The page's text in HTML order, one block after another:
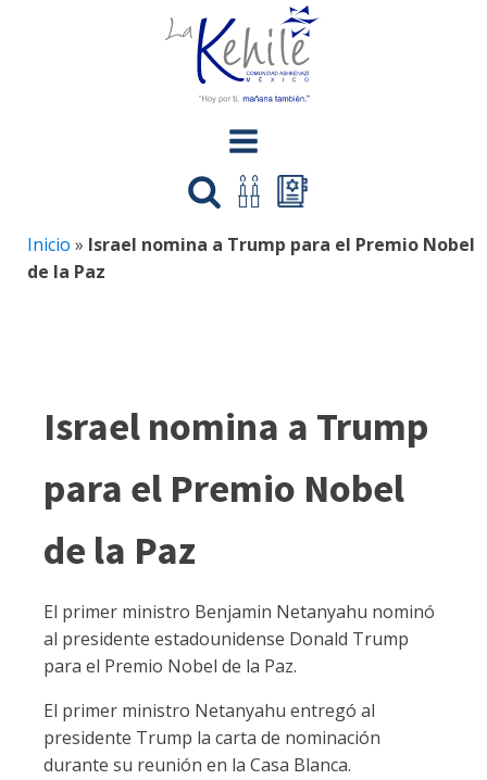
Inicio » Israel nomina a Trump para el Premio Nobel
de la Paz
Israel nomina a Trump
para el Premio Nobel
de la Paz
El primer ministro Benjamin Netanyahu nominó
al presidente estadounidense Donald Trump
para el Premio Nobel de la Paz.
El primer ministro Netanyahu entregó al
presidente Trump la carta de nominación
durante su reunión en la Casa Blanca.